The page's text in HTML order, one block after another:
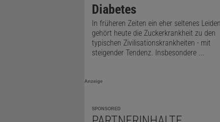
selbst zu
Augenarzt
Ab etwa
Diabetes
In früheren Zeiten ein eher seltenes
gehört heute die Zuckerkrankheit zu den
typischen Zivilisationskrankheiten - mit
steigender Tendenz. Insbesondere ...
Anzeige
SPONSORED